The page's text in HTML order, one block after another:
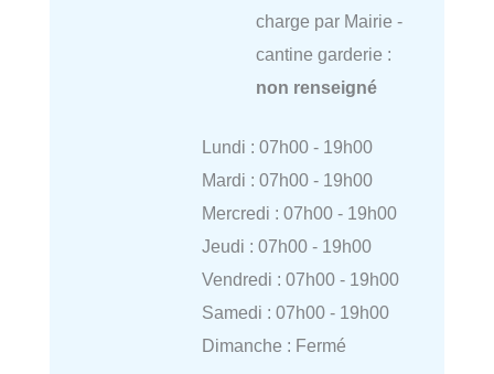
charge par Mairie -
cantine garderie :
non renseigné
Lundi : 07h00 - 19h00
Mardi : 07h00 - 19h00
Mercredi : 07h00 - 19h00
Jeudi : 07h00 - 19h00
Vendredi : 07h00 - 19h00
Samedi : 07h00 - 19h00
Dimanche : Fermé